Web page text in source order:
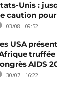
Unis :
caution
03/08 - 09:52
USA
truffée
AIDS
30/07 - 16:22